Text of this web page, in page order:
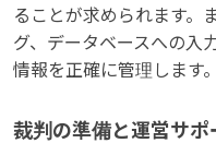
ることが求められます。
グ、データベースへの入
情報を正確に管理します。
裁判の準備と運営サポ